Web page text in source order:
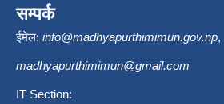
सम्पर्क
ईमेल: info@madhyapurthimimun.gov.np,
madhyapurthimimun@gmail.com
IT Section: